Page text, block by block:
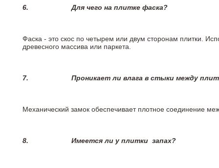
6.Для чего на плитке фаска?
Фаска - это скос по четырем или двум сторонам плитки.
древесного массива или паркета.
7. Проникает ли влага в стыки между
Механический замок обеспечивает плотное соединение
8. Имеется ли у плитки запах?